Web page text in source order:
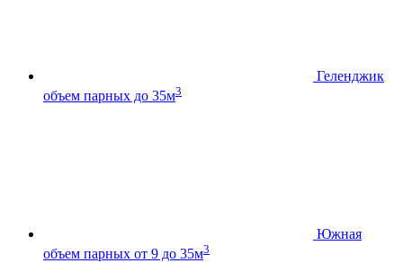
Геленджик
объем парных до 35м3
Южная
объем парных от 9 до 35м3